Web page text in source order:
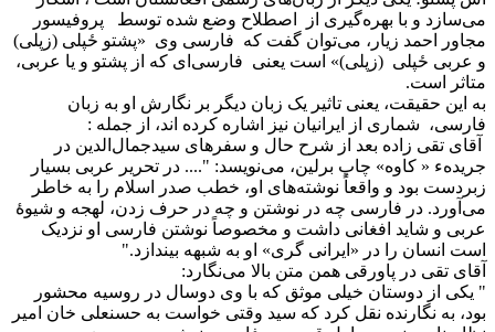
می‌سازد و با بهره‌گیری از اصطلاح وضع شده توسط پروفیسور
مجاور احمد زیار، می‌توان گفت که فارسی وی «پشتو ځپلی (زپلی)
و عربی ځپلی (زپلی)» است یعنی فارسی‌ای که از پشتو و یا عربی،
متاثر است.
به این حقیقت، یعنی تاثیر یک زبان دیگر بر نگارش او به زبان
فارسی، شماری از ایرانیان نیز اشاره کرده اند، از جمله :
آقای تقی زاده بعد از شرح حال و سفرهای سیدجمال‌الدین در
جریدهء « کاوه» چاپ برلین، می‌نویسد: ".... در تحریر عربی بسیار
زبردست بود و واقعاً نوشته‌های او، خطب صدر اسلام را به خاطر
می‌آورد. در فارسی چه در نوشتن و چه در حرف زدن، لهجه و شیوۀ
عربی و شاید افغانی داشت و مخصوصاً نوشتن فارسی او نزدیک
است انسان را در «ایرانی گری» او به شبهه بیندازد."
آقای تقی در پاورقی همن متن بالا می‌نگارد:
" یکی از دوستان خیلی موثق که با وی دوسال در روسیه محشور
بود، به نگارنده نقل کرد که سید وقتی خواست به حسنعلی خان امیر